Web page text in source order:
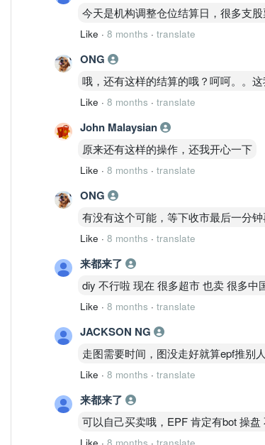
今天是机构调整仓位结算日，很多支
Like · 8 months · translate
ONG
哦，还有这样的结算的哦？呵呵。。
Like · 8 months · translate
John Malaysian
原来还有这样的操作，还我开心一下
Like · 8 months · translate
ONG
有没有这个可能，等下收市最后一分
Like · 8 months · translate
来都来了
diy 不行啦 现在 很多超市 也卖 很多中
Like · 8 months · translate
JACKSON NG
走图需要时间，图没走好就算epf推别
Like · 8 months · translate
来都来了
可以自己买卖哦，EPF 肯定有bot 操盘